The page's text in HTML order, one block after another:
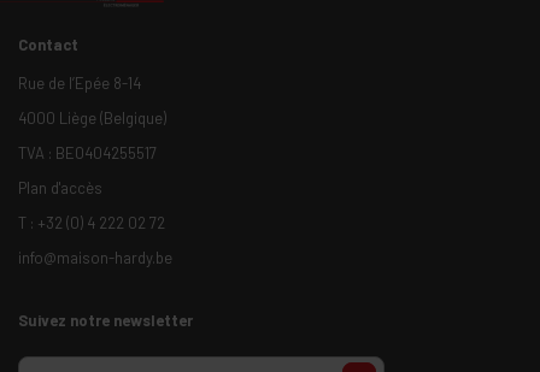
Contact
Rue de l’Epée 8-14
4000 Liège (Belgique)
TVA : BE0404255517
Plan d'accès
T : +32 (0) 4 222 02 72
info@maison-hardy.be
Suivez notre newsletter